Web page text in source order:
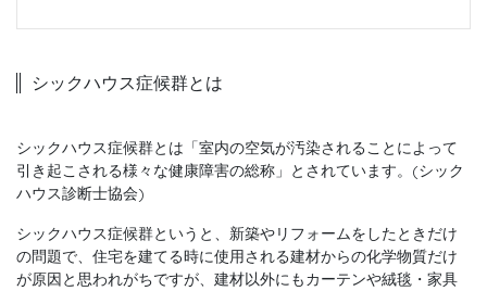
シックハウス症候群とは
シックハウス症候群とは「室内の空気が汚染されることによって
引き起こされる様々な健康障害の総称」とされています。(シック
ハウス診断士協会)
シックハウス症候群というと、新築やリフォームをしたときだけ
の問題で、住宅を建てる時に使用される建材からの化学物質だけ
が原因と思われがちですが、建材以外にもカーテンや絨毯・家具